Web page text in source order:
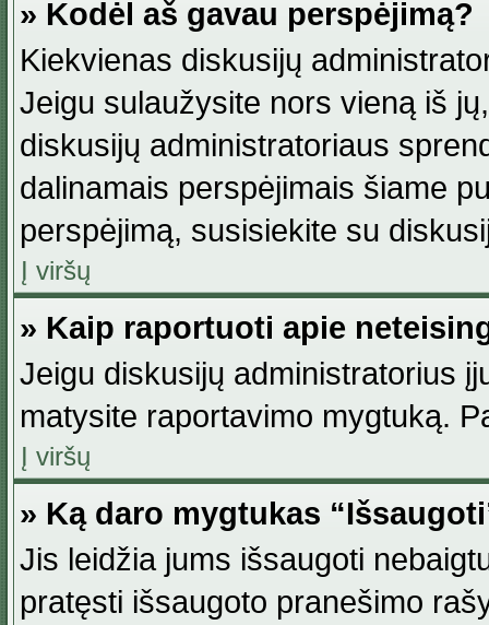
» Kodėl aš gavau perspėjimą?
Kiekvienas diskusijų
Jeigu sulaužysite nors vieną iš
diskusijų administratoriaus
dalinamais perspėjimais šiame
perspėjimą, susisiekite su
Į viršų
» Kaip raportuoti apie
Jeigu diskusijų administratorius
matysite raportavimo mygtuką.
Į viršų
» Ką daro mygtukas
Jis leidžia jums išsaugoti
pratęsti išsaugoto pranešimo